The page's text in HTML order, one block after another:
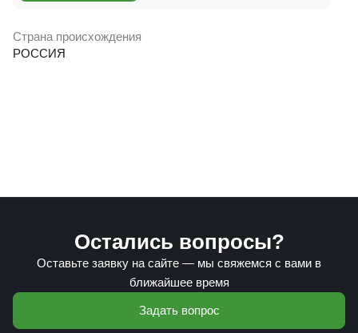
Страна происхождения
РОССИЯ
Остались вопросы?
Оставьте заявку на сайте — мы свяжемся с вами в
ближайшее время
Задать вопрос